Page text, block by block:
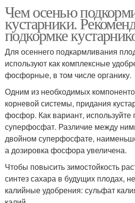
Чем осенью
кустарники.
подкормке
Для осеннего подкармливания
используют как комплексные
фосфорные, в том числе органику.
Одним из необходимых
корневой системы, придания
фосфор. Как вариант, используйте
суперфосфат. Различие между
двойном суперфосфате,
а дозировка фосфора увеличена.
Чтобы повысить зимостойкость
синтез сахара в будущих плодах,
калийные удобрения: сульфат